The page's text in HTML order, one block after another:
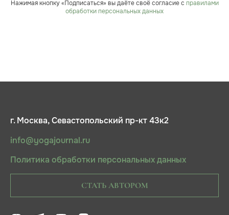
Нажимая кнопку «Подписаться» вы даёте своё согласие с правилами
обработки персональных данных
г. Москва, Севастопольский пр-кт 43к2
info@yogajournal.ru
Политика обработки персональных данных
СТАТЬ АВТОРОМ